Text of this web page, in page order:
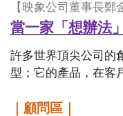
【映象公司董事長鄭
當一家「想辦法
許多世界頂尖公司的
型；它的產品，在客
｜顧問區｜